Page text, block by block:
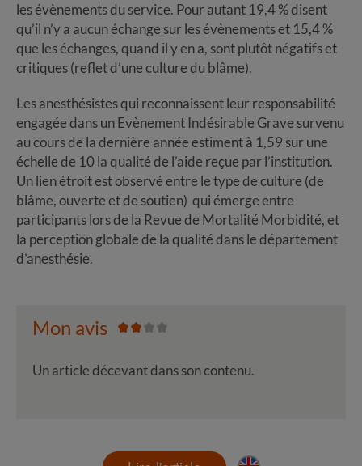
les évènements du service. Pour autant 19,4 % disent
qu’il n’y a aucun échange sur les évènements et 15,4 %
que les échanges, quand il y en a, sont plutôt négatifs et
critiques (reflet d’une culture du blâme).
Les anesthésistes qui reconnaissent leur responsabilité
engagée dans un Evènement Indésirable Grave survenu
au cours de la dernière année estiment à 1,59 sur une
échelle de 10 la qualité de l’aide reçue par l’institution.
Un lien étroit est observé entre le type de culture (de
blâme, ouverte et de soutien) qui émerge entre
participants lors de la Revue de Mortalité Morbidité, et
la perception globale de la qualité dans le département
d’anesthésie.
Mon avis
Un article décevant dans son contenu.